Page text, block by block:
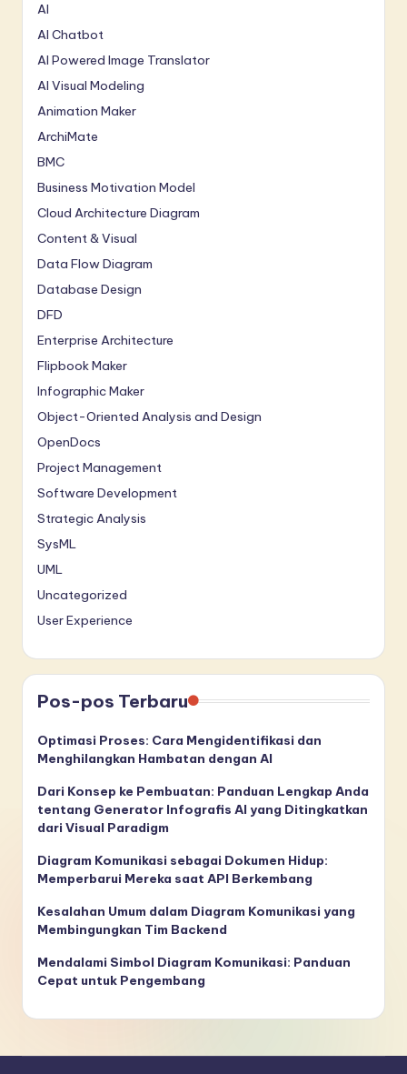
AI
AI Chatbot
AI Powered Image Translator
AI Visual Modeling
Animation Maker
ArchiMate
BMC
Business Motivation Model
Cloud Architecture Diagram
Content & Visual
Data Flow Diagram
Database Design
DFD
Enterprise Architecture
Flipbook Maker
Infographic Maker
Object-Oriented Analysis and Design
OpenDocs
Project Management
Software Development
Strategic Analysis
SysML
UML
Uncategorized
User Experience
Pos-pos Terbaru
Optimasi Proses: Cara Mengidentifikasi dan
Menghilangkan Hambatan dengan AI
Dari Konsep ke Pembuatan: Panduan Lengkap Anda
tentang Generator Infografis AI yang Ditingkatkan
dari Visual Paradigm
Diagram Komunikasi sebagai Dokumen Hidup:
Memperbarui Mereka saat API Berkembang
Kesalahan Umum dalam Diagram Komunikasi yang
Membingungkan Tim Backend
Mendalami Simbol Diagram Komunikasi: Panduan
Cepat untuk Pengembang